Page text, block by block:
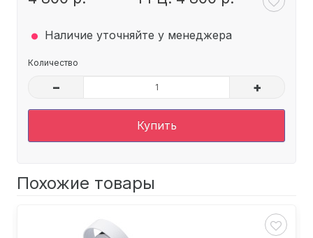
. Наличие уточняйте у менеджера
Количество
– +
Купить
Похожие товары